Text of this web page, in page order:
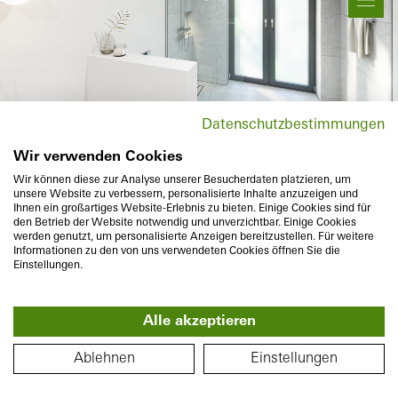
PLAN
Mouvement et zoom
Information produit
Changement d'emplacement
Datenschutzbestimmungen
Wir verwenden Cookies
Wir können diese zur Analyse unserer Besucherdaten platzieren, um
unsere Website zu verbessern, personalisierte Inhalte anzuzeigen und
Ihnen ein großartiges Website-Erlebnis zu bieten. Einige Cookies sind für
den Betrieb der Website notwendig und unverzichtbar. Einige Cookies
werden genutzt, um personalisierte Anzeigen bereitzustellen. Für weitere
Informationen zu den von uns verwendeten Cookies öffnen Sie die
Einstellungen.
Alle akzeptieren
Ablehnen Einstellungen